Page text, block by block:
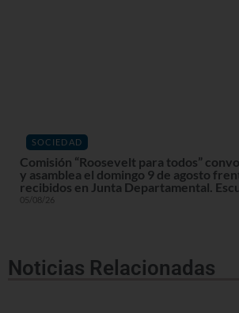
SOCIEDAD
Comisión “Roosevelt para todos”
y asamblea el domingo 9 de agosto
recibidos en Junta Departamental.
05/08/26
Noticias Relacionadas